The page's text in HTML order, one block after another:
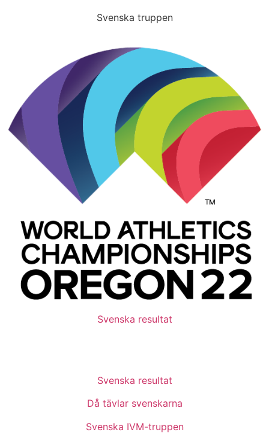
Svenska truppen
Svenska resultat
Svenska resultat
Då tävlar svenskarna
Svenska IVM-truppen